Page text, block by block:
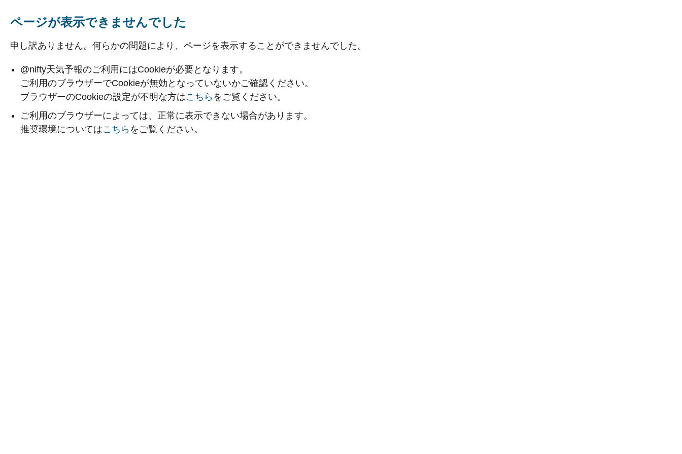
ページが表示できませんでした
申し訳ありません。何らかの問題により、ページを表示することができませんでした。
@nifty天気予報のご利用にはCookieが必要となります。
ご利用のブラウザーでCookieが無効となっていないかご確認ください。
ブラウザーのCookieの設定が不明な方はこちら をご覧ください。
ご利用のブラウザーによっては、正常に表示できない場合があります。
推奨環境についてはこちら をご覧ください。